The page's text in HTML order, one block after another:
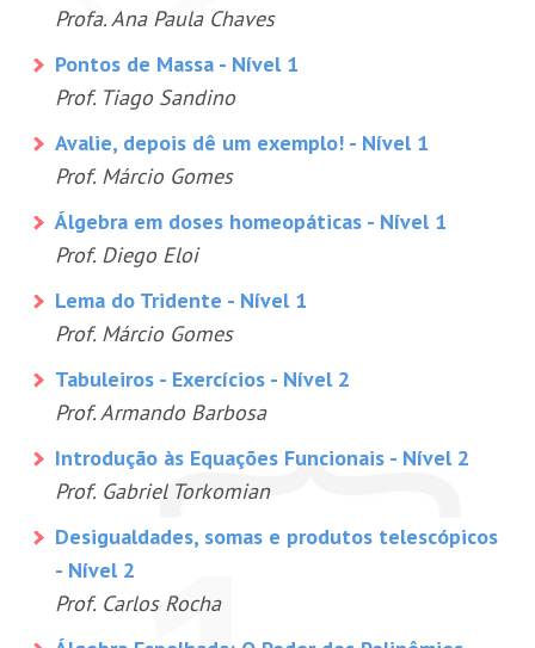
Profa. Ana Paula Chaves
Pontos de Massa - Nível 1
Prof. Tiago Sandino
Avalie, depois dê um exemplo! - Nível 1
Prof. Márcio Gomes
Álgebra em doses homeopáticas - Nível 1
Prof. Diego Eloi
Lema do Tridente - Nível 1
Prof. Márcio Gomes
Tabuleiros - Exercícios - Nível 2
Prof. Armando Barbosa
Introdução às Equações Funcionais - Nível 2
Prof. Gabriel Torkomian
Desigualdades, somas e produtos telescópicos
- Nível 2
Prof. Carlos Rocha